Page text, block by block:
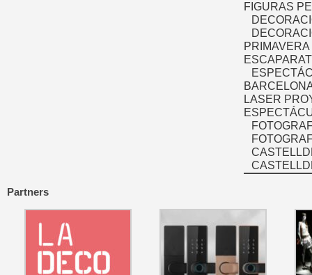
FIGURAS
PRIMAVERA
LASER
Partners